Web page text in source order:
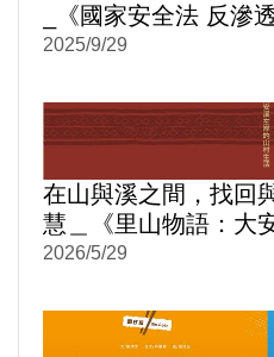
_《國家安全法 反滲
逐條評釋》
2025/9/29
在山與溪之間，找回
慧＿《里山物語：大
(精裝)》
2026/5/29